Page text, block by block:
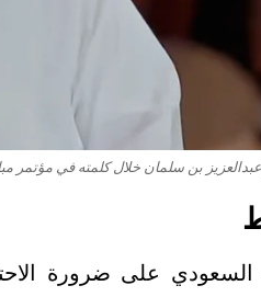
بن سلمان خلال كلمته في مؤتمر مبادرة
على ضرورة